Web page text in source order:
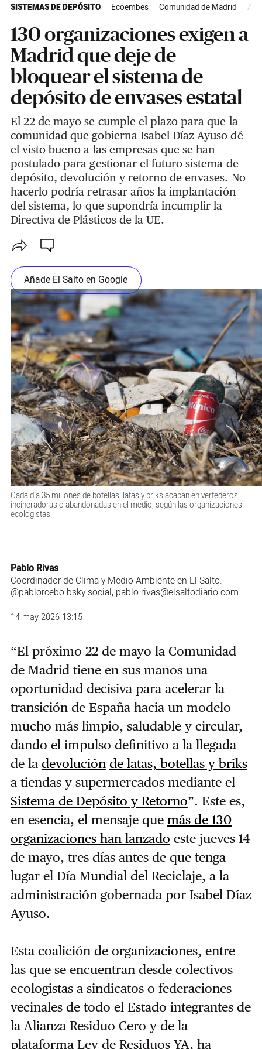
SISTEMAS DE DEPÓSITO Ecoembes Comunidad de Madrid
130 organizaciones exigen a
Madrid que deje de
bloquear el sistema de
depósito de envases estatal
El 22 de mayo se cumple el plazo para que la
comunidad que gobierna Isabel Díaz Ayuso dé
el visto bueno a las empresas que se han
postulado para gestionar el futuro sistema de
depósito, devolución y retorno de envases. No
hacerlo podría retrasar años la implantación
del sistema, lo que supondría incumplir la
Directiva de Plásticos de la UE.
Añade El Salto en Google
Cada día 35 millones de botellas, latas y briks acaban en vertederos,
incineradoras o abandonadas en el medio, según las organizaciones
ecologistas.
Pablo Rivas
Coordinador de Clima y Medio Ambiente en El Salto.
@pablorcebo.bsky.social, pablo.rivas@elsaltodiario.com
14 may 2026 13:15
“El próximo 22 de mayo la Comunidad
de Madrid tiene en sus manos una
oportunidad decisiva para acelerar la
transición de España hacia un modelo
mucho más limpio, saludable y circular,
dando el impulso definitivo a la llegada
de la devolución de latas, botellas y briks
a tiendas y supermercados mediante el
Sistema de Depósito y Retorno”. Este es,
en esencia, el mensaje que más de 130
organizaciones han lanzado este jueves 14
de mayo, tres días antes de que tenga
lugar el Día Mundial del Reciclaje, a la
administración gobernada por Isabel Díaz
Ayuso.
Esta coalición de organizaciones, entre
las que se encuentran desde colectivos
ecologistas a sindicatos o federaciones
vecinales de todo el Estado integrantes de
la Alianza Residuo Cero y de la
plataforma Ley de Residuos YA, ha